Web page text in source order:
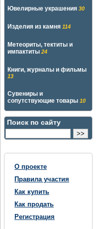
Ювелирные украшения 30
Изделия из камня 114
Метеориты, тектиты и
импактиты 24
Книги, журналы и фильмы
13
Сувениры и
сопутствующие товары 10
Поиск по сайту
О проекте
Правила участия
Как купить
Как продать
Регистрация